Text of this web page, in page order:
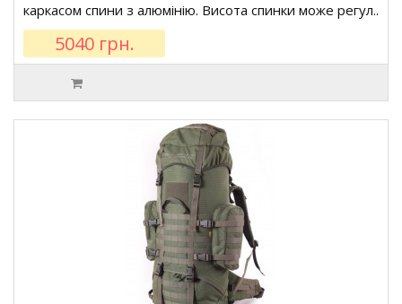
каркасом спини з алюмінію. Висота спинки може регул..
5040 грн.